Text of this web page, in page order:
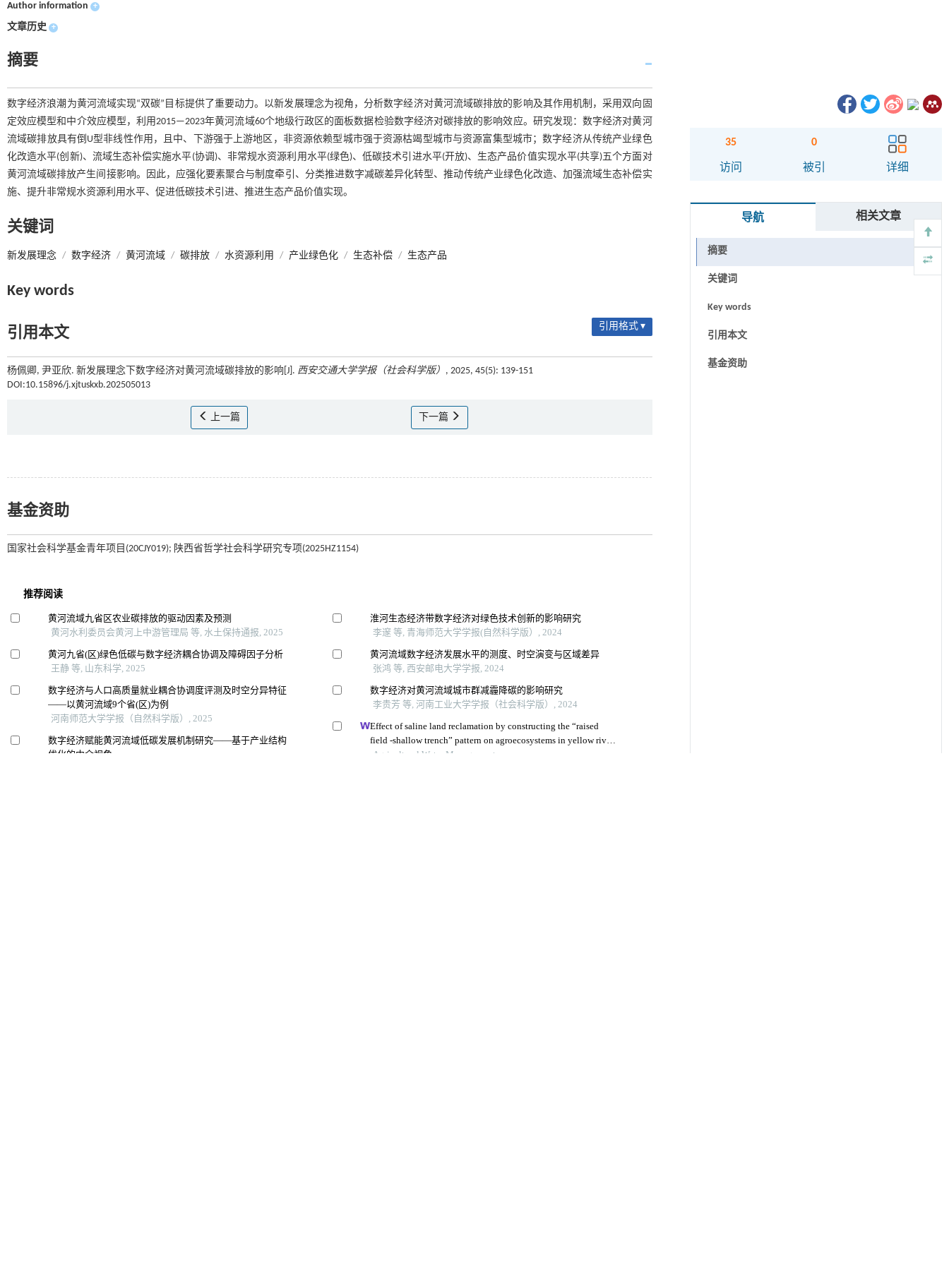
Author information +
文章历史 +
摘要
数字经济浪潮为黄河流域实现“双碳”目标提供了重要动力。以新发展理念为视角，分析数字经济对黄河流域碳排放的影响及其作用机制，采用双向固
定效应模型和中介效应模型，利用2015—2023年黄河流域60个地级行政区的面板数据检验数字经济对碳排放的影响效应。研究发现：数字经济对黄河
流域碳排放具有倒U型非线性作用，且中、下游强于上游地区，非资源依赖型城市强于资源枯竭型城市与资源富集型城市；数字经济从传统产业绿色
化改造水平(创新)、流域生态补偿实施水平(协调)、非常规水资源利用水平(绿色)、低碳技术引进水平(开放)、生态产品价值实现水平(共享)五个方面对
黄河流域碳排放产生间接影响。因此，应强化要素聚合与制度牵引、分类推进数字减碳差异化转型、推动传统产业绿色化改造、加强流域生态补偿实
施、提升非常规水资源利用水平、促进低碳技术引进、推进生态产品价值实现。
关键词
新发展理念 / 数字经济 / 黄河流域 / 碳排放 / 水资源利用 / 产业绿色化 / 生态补偿 / 生态产品
Key words
引用本文 引用格式 ▾
杨佩卿, 尹亚欣. 新发展理念下数字经济对黄河流域碳排放的影响[J]. 西安交通大学学报（社会科学版） , 2025, 45(5): 139-151
DOI:10.15896/j.xjtuskxb.202505013
上一篇 下一篇
基金资助
国家社会科学基金青年项目(20CJY019); 陕西省哲学社会科学研究专项(2025HZ1154)
35
访问
0
被引 详细
导航 相关文章
摘要
关键词
Key words
引用本文
基金资助